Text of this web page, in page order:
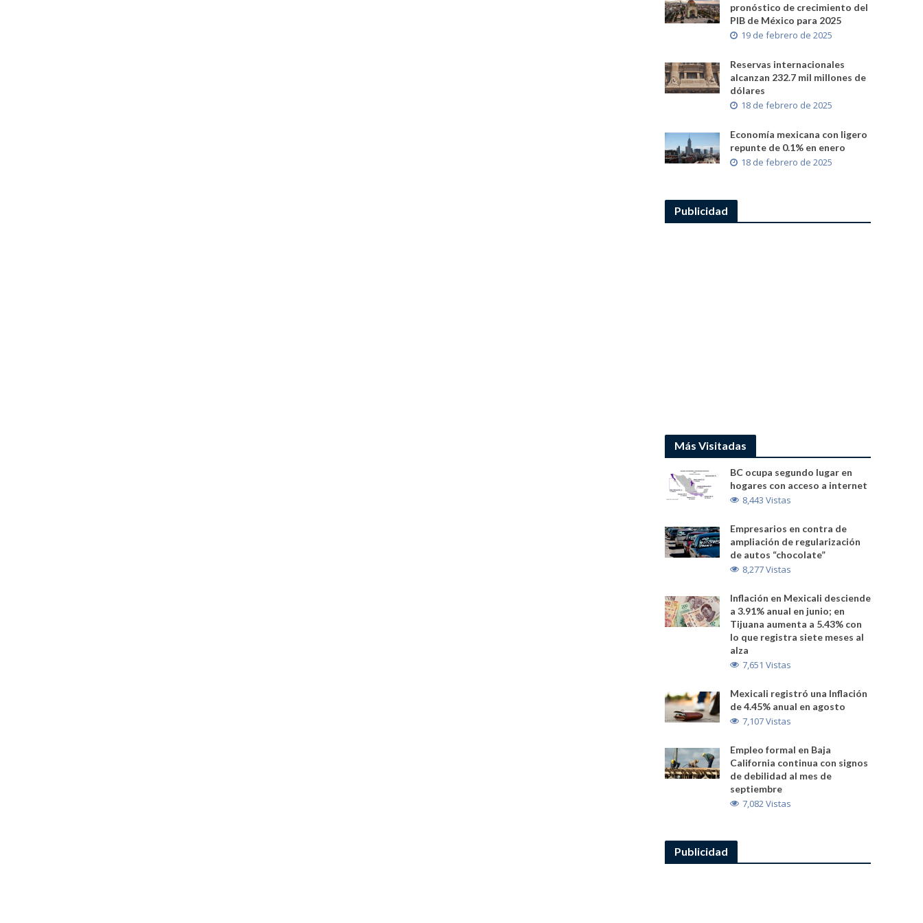
pronóstico de crecimiento del
PIB de México para 2025
19 de febrero de 2025
Reservas internacionales
alcanzan 232.7 mil millones de
dólares
18 de febrero de 2025
Economía mexicana con ligero
repunte de 0.1% en enero
18 de febrero de 2025
Publicidad
Más Visitadas
BC ocupa segundo lugar en
hogares con acceso a internet
8,443 Vistas
Empresarios en contra de
ampliación de regularización
de autos “chocolate”
8,277 Vistas
Inflación en Mexicali desciende
a 3.91% anual en junio; en
Tijuana aumenta a 5.43% con
lo que registra siete meses al
alza
7,651 Vistas
Mexicali registró una Inflación
de 4.45% anual en agosto
7,107 Vistas
Empleo formal en Baja
California continua con signos
de debilidad al mes de
septiembre
7,082 Vistas
Publicidad